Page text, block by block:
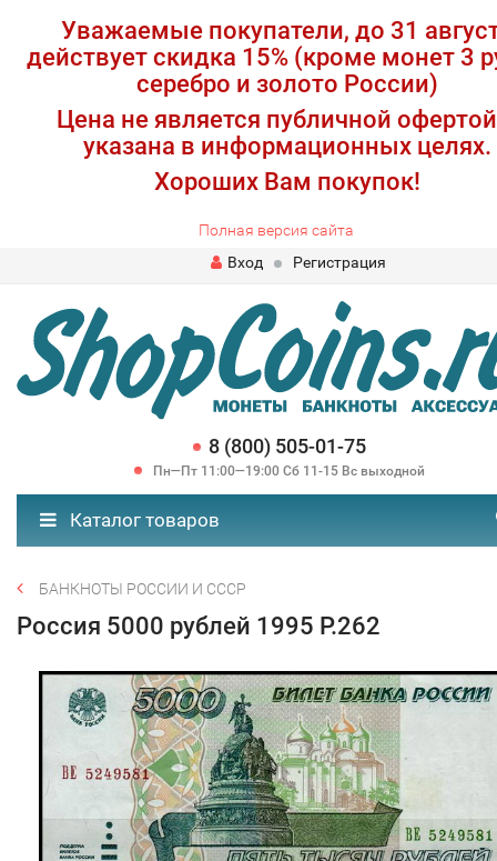
Уважаемые покупатели, до 31
действует скидка 15% (кроме монет 3
серебро и золото России)
Цена не является публичной
указана в информационных целях.
Хороших Вам покупок!
Полная версия сайта
Вход
Регистрация
8 (800) 505-01-75
Пн—Пт 11:00—19:00 Сб 11-15 Вс выходной
Каталог товаров
БАНКНОТЫ РОССИИ И СССР
Россия 5000 рублей 1995 P.262